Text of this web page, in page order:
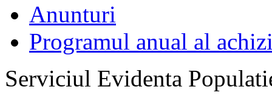
Anunturi
Programul anual al
Serviciul Evidenta